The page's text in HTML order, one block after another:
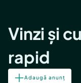
Vinzi și
rapid
Adaugă anunț